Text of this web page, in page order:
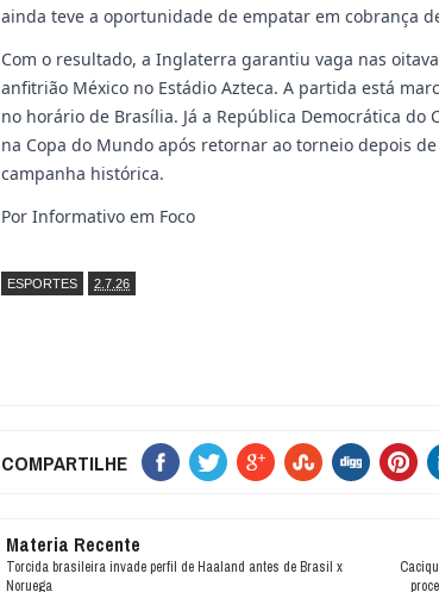
ainda teve a oportunidade de empatar em cobrança
Com o resultado, a Inglaterra garantiu vaga nas
anfitrião México no Estádio Azteca. A partida está
no horário de Brasília. Já a República Democrática do
na Copa do Mundo após retornar ao torneio depois
campanha histórica.
Por Informativo em Foco
ESPORTES 2.7.26
COMPARTILHE
Materia Recente
Torcida brasileira invade perfil de Haaland antes de Brasil x
Noruega